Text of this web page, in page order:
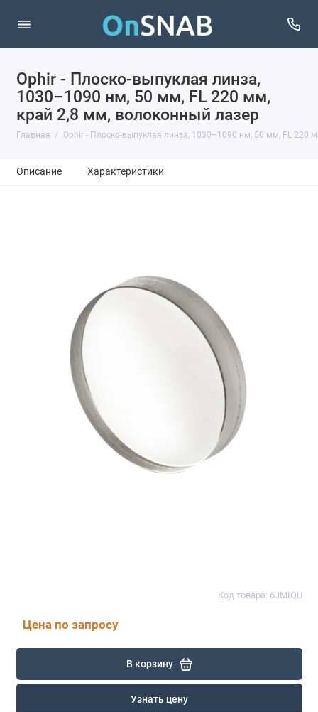
Ophir - Плоско-выпуклая линза,
1030–1090 нм, 50 мм, FL 220 мм,
край 2,8 мм, волоконный лазер
Главная Ophir - Плоско-выпуклая линза, 1030–1090 нм, 50 мм, FL 220
Описание Характеристики
Код товара: 6JMIQU
Цена по запросу
В корзину
Узнать цену